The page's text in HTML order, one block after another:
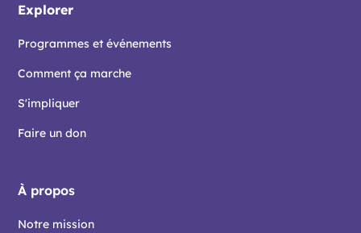
Explorer
Programmes et événements
Comment ça marche
S'impliquer
Faire un don
À propos
Notre mission